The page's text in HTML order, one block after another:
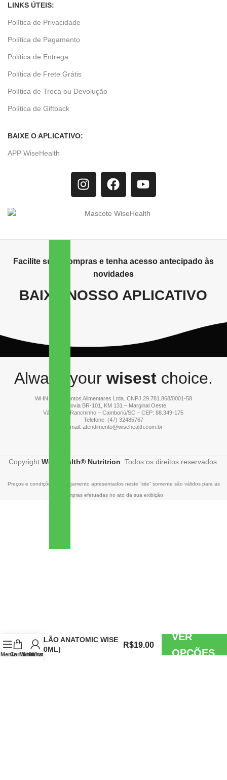
LINKS ÚTEIS:
Política de Privacidade
Política de Pagamento
Política de Entrega
Política de Frete Grátis
Política de Troca ou Devolução
Política de Giftback
BAIXE O APLICATIVO:
APP WiseHealth
Facilite suas compras e tenha acesso antecipado às
novidades
BAIXE NOSSO APLICATIVO
Always your wisestchoice.
WHN Suplementos Alimentares Ltda. CNPJ 29.781.868/0001-58
Rodovia BR-101
, KM 131 – Marginal Oeste
Várzea do Ranchinho – Camboriú/SC – CEP: 88.349-175
Telefone: (47) 32485767
E-mail: atendimento@wisehealth.com.br
Copyright WiseHealth® Nutritrion . Todos os direitos reservados.
Preços e condições de pagamento apresentados neste “site” somente são válidos para as
compras efetuadas no ato da sua exibição.
MenuCarrinho
Minha conta
WhatsApp
GALÃO ANATOMIC WISE
(950ML)
R$19.00
VER
OPÇÕES